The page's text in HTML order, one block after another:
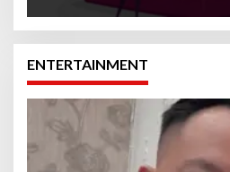
ENTERTAINMENT